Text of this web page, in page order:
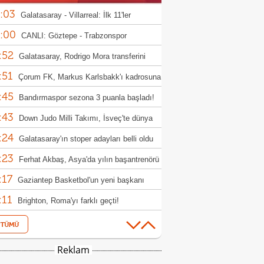
Galatasaray - Villarreal: İlk 11'ler
CANLI: Göztepe - Trabzonspor
Galatasaray, Rodrigo Mora transferini
Çorum FK, Markus Karlsbakk'ı kadrosuna
Bandırmaspor sezona 3 puanla başladı!
Down Judo Milli Takımı, İsveç'te dünya
oldu
Galatasaray'ın stoper adayları belli oldu
Ferhat Akbaş, Asya'da yılın başantrenörü
Gaziantep Basketbol'un yeni başkanı
Karakuzulu
Brighton, Roma'yı farklı geçti!
Frankfurt, hazırlık maçında Hull City'yi
etti!Kasımpaşa, Muhammed Emin Bektaş'ı
Reklam